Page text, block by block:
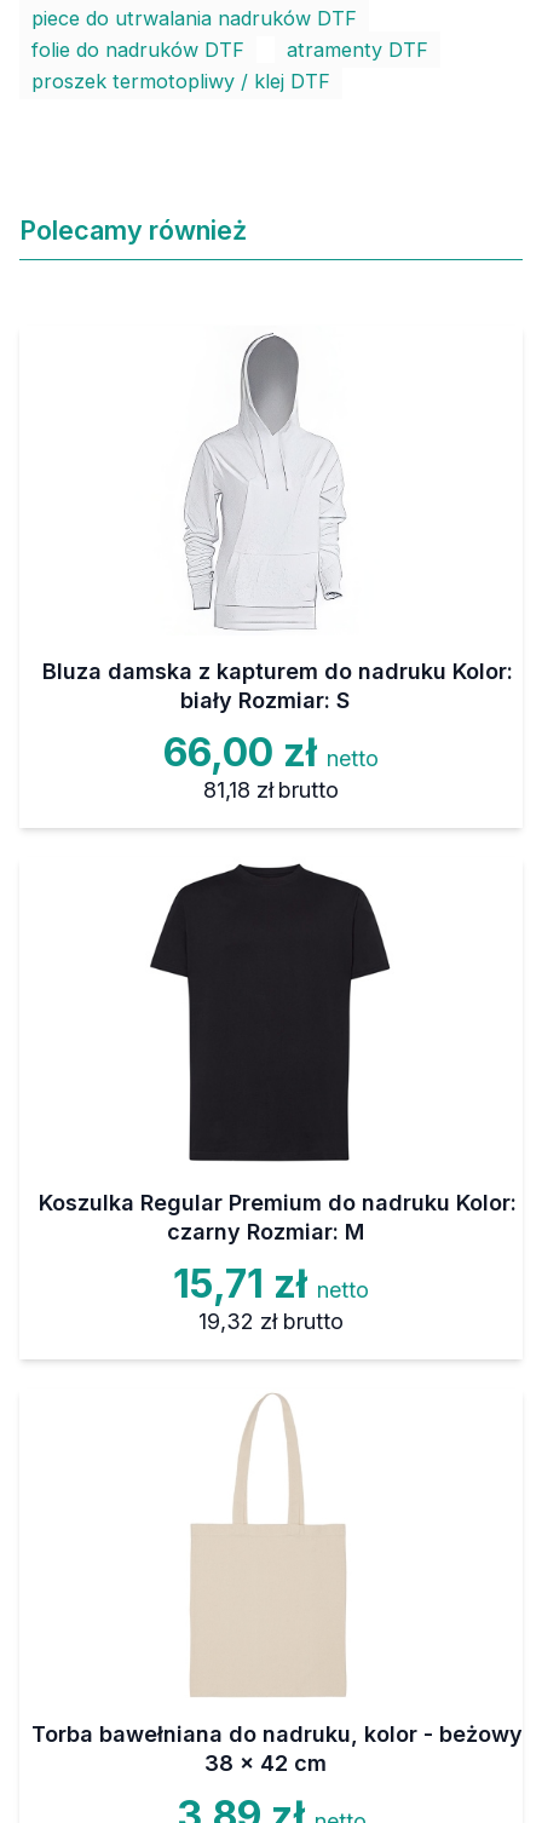
piece do utrwalania nadruków DTF
folie do nadruków DTF
atramenty DTF
proszek termotopliwy / klej DTF
Polecamy również
Bluza damska z kapturem do nadruku Kolor:
biały Rozmiar: S
66,00 zł netto
81,18 zł brutto
Koszulka Regular Premium do nadruku Kolor:
czarny Rozmiar: M
15,71 zł netto
19,32 zł brutto
Torba bawełniana do nadruku, kolor - beżowy
38 x 42 cm